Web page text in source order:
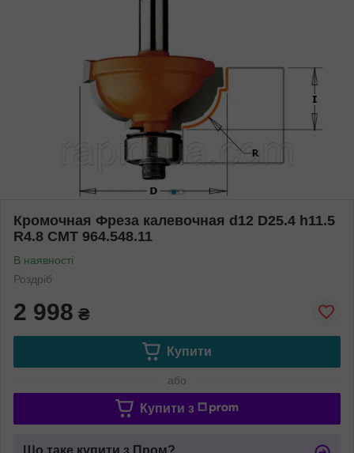
Кромочная Фреза калевочная d12 D25.4 h11.5
R4.8 СМТ 964.548.11
В наявності
Роздріб
2 998 ₴
Купити
або
Купити з
Що таке купити з Пром?